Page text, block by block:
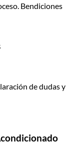
Bendiciones
de dudas y